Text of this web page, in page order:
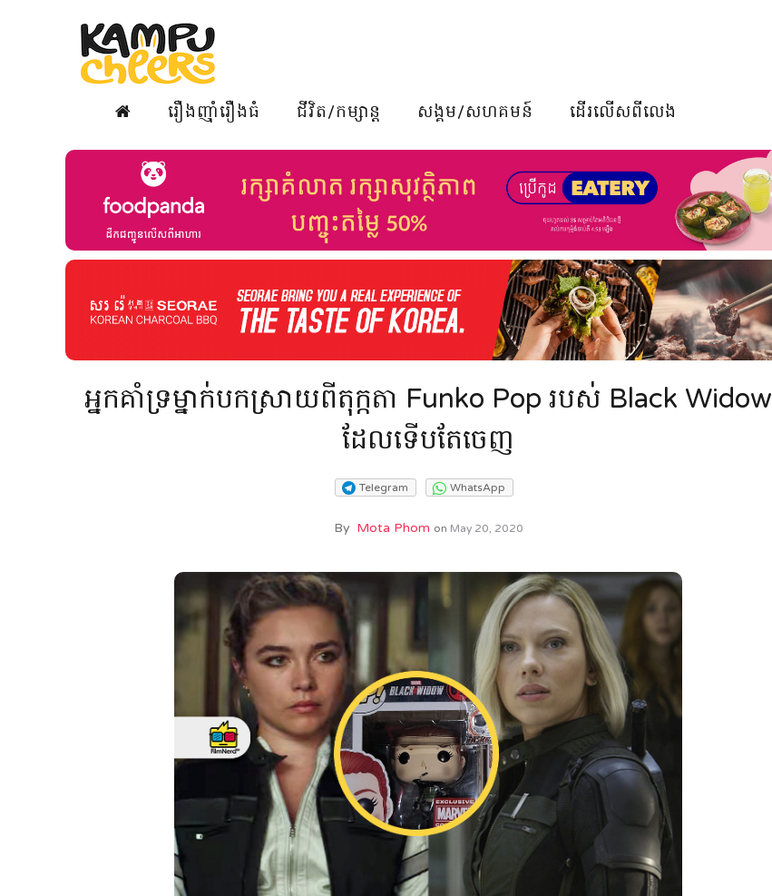
រឿងញ៉ាំរឿងធំ ជីវិត/កម្សាន្ត សង្គម/សហគមន៍ ដើរលើសពីលេង
អ្នកគាំទ្រម្នាក់បកស្រាយពីតុក្កតា Funko Pop របស់ Black Widow
ដែលទើបតែចេញ
Telegram WhatsApp
By Mota Phom on May 20, 2020